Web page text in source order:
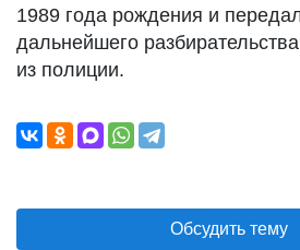
1989 года рождения и
дальнейшего
из полиции.
Обсудить тему